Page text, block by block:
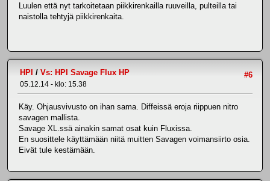
Luulen että nyt tarkoitetaan piikkirenkailla ruuveilla, pulteilla tai
naistolla tehtyjä piikkirenkaita.
#6
HPI / Vs: HPI Savage Flux HP
05.12.14 - klo: 15.38
Käy. Ohjausvivusto on ihan sama. Diffeissä eroja riippuen nitro
savagen mallista.
Savage XL.ssä ainakin samat osat kuin Fluxissa.
En suosittele käyttämään niitä muitten Savagen voimansiirto osia.
Eivät tule kestämään.